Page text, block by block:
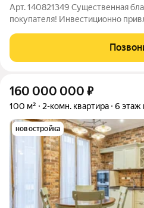
Арт. 140821349 Существенная
покупателя! Инвестиционно
сдача такой квартиры может
сутки. Тихая дизайнерская
160 000 000 ₽
100 м² 2-комн. квартира 6 этаж
новостройка